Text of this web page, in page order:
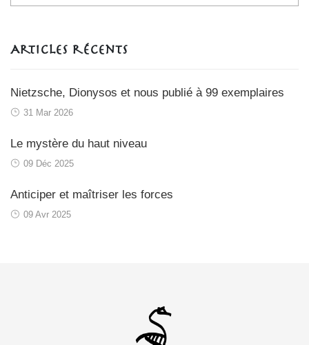
Articles récents
Nietzsche, Dionysos et nous publié à 99 exemplaires
31 Mar 2026
Le mystère du haut niveau
09 Déc 2025
Anticiper et maîtriser les forces
09 Avr 2025